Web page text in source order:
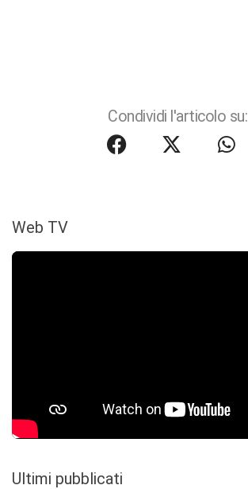
Condividi l'articolo su:
Web TV
Ultimi pubblicati